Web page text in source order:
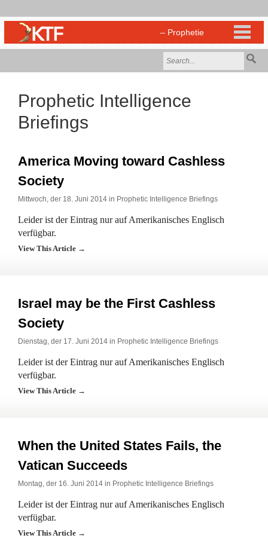
Prophetic Intelligence
Briefings
America Moving toward Cashless
Society
Mittwoch, der 18. Juni 2014 in Prophetic Intelligence Briefings
Leider ist der Eintrag nur auf Amerikanisches Englisch
verfügbar.
View This Article →
Israel may be the First Cashless
Society
Dienstag, der 17. Juni 2014 in Prophetic Intelligence Briefings
Leider ist der Eintrag nur auf Amerikanisches Englisch
verfügbar.
View This Article →
When the United States Fails, the
Vatican Succeeds
Montag, der 16. Juni 2014 in Prophetic Intelligence Briefings
Leider ist der Eintrag nur auf Amerikanisches Englisch
verfügbar.
View This Article →